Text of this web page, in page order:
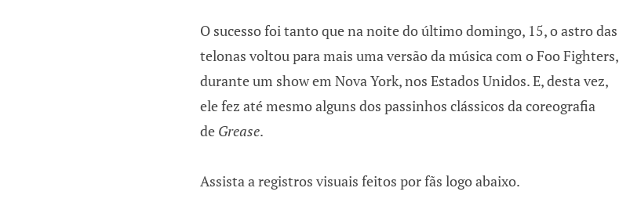
O sucesso foi tanto que na noite do último domingo, 15, o astro das
telonas voltou para mais uma versão da música com o Foo Fighters,
durante um show em Nova York, nos Estados Unidos. E, desta vez,
ele fez até mesmo alguns dos passinhos clássicos da coreografia
de Grease.
Assista a registros visuais feitos por fãs logo abaixo.